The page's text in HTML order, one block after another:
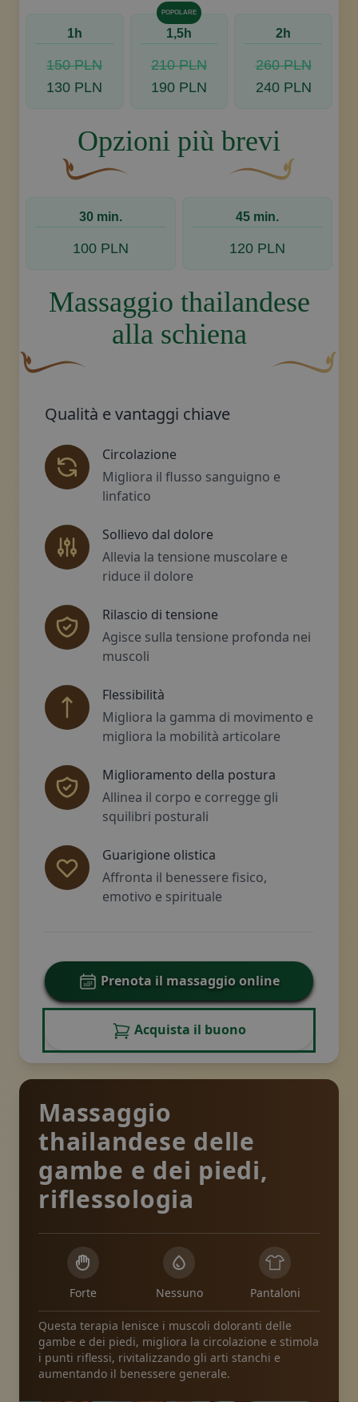
1h
150 PLN
130 PLN
POPOLARE
1,5h
210 PLN
190 PLN
2h
260 PLN
240 PLN
Opzioni più brevi
30 min.
100 PLN
45 min.
120 PLN
Massaggio thailandese
alla schiena
Qualità e vantaggi chiave
Circolazione
Migliora il flusso sanguigno e
linfatico
Sollievo dal dolore
Allevia la tensione muscolare e
riduce il dolore
Rilascio di tensione
Agisce sulla tensione profonda nei
muscoli
Flessibilità
Migliora la gamma di movimento e
migliora la mobilità articolare
Miglioramento della postura
Allinea il corpo e corregge gli
squilibri posturali
Guarigione olistica
Affronta il benessere fisico,
emotivo e spirituale
Prenota il massaggio online
Acquista il buono
Massaggio
thailandese delle
gambe e dei piedi,
riflessologia
Forte Nessuno Pantaloni
Questa terapia lenisce i muscoli doloranti delle
gambe e dei piedi, migliora la circolazione e stimola
i punti riflessi, rivitalizzando gli arti stanchi e
aumentando il benessere generale.